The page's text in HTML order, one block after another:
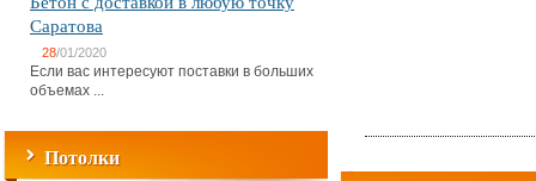
Саратова
28/01/2020
Если вас интересуют поставки в больших
объемах ...
Потолки